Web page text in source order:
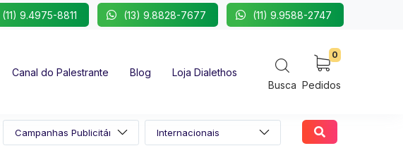
9.4975-8811 (13) 9.8828-7677 (11) 9.9588-2747
Canal do Palestrante Blog
Loja Dialethos
Busca
0
Pedidos